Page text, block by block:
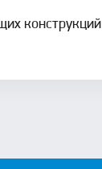
конструкций